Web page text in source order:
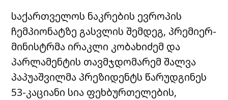
საქართველოს ნაკრების ევროპის
ჩემპიონატზე გასვლის შემდეგ, პრემიერ-
მინისტრმა ირაკლი კობახიძემ და
პარლამენტის თავმჯდომარემ შალვა
პაპუაშვილმა პრეზიდენტს წარუდგინეს
53-კაციანი სია ფეხბურთელების,